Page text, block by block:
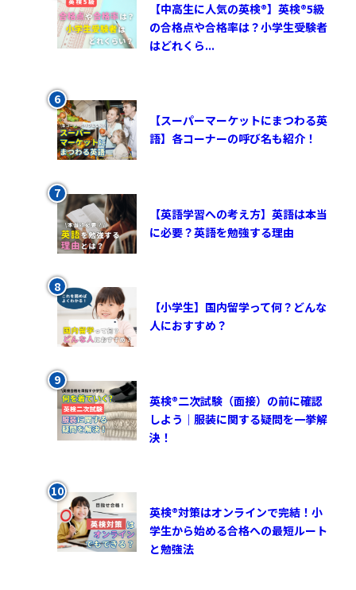
【中高生に人気の英検®︎】英検®︎5級
の合格点や合格率は？小学生受験者
はどれくら...
【スーパーマーケットにまつわる英
語】各コーナーの呼び名も紹介！
【英語学習への考え方】英語は本当
に必要？英語を勉強する理由
【小学生】国内留学って何？どんな
人におすすめ？
英検®︎二次試験（面接）の前に確認
しよう｜服装に関する疑問を一挙解
決！
英検®対策はオンラインで完結！小
学生から始める合格への最短ルート
と勉強法